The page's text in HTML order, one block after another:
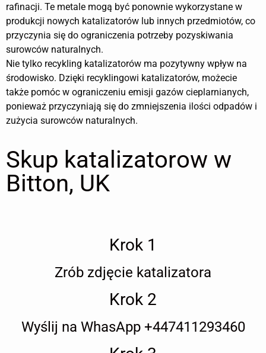
rafinacji. Te metale mogą być ponownie wykorzystane w
produkcji nowych katalizatorów lub innych przedmiotów, co
przyczynia się do ograniczenia potrzeby pozyskiwania
surowców naturalnych.
Nie tylko recykling katalizatorów ma pozytywny wpływ na
środowisko. Dzięki recyklingowi katalizatorów, możecie
także pomóc w ograniczeniu emisji gazów cieplarnianych,
ponieważ przyczyniają się do zmniejszenia ilości odpadów i
zużycia surowców naturalnych.
Skup katalizatorow w
Bitton, UK
Krok 1
Zrób zdjęcie katalizatora
Krok 2
Wyślij na WhasApp +447411293460